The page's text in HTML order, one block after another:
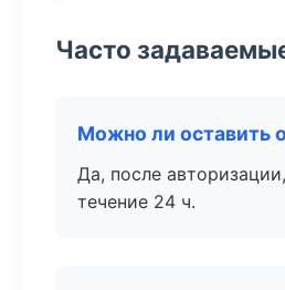
Часто
Можно ли оставить
Да, после
течение 24 ч.